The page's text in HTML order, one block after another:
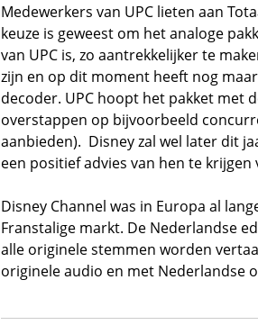
Medewerkers van UPC lieten aan
keuze is geweest om het analoge
van UPC is, zo aantrekkelijker te
zijn en op dit moment heeft nog
decoder. UPC hoopt het pakket met
overstappen op bijvoorbeeld
aanbieden). Disney zal wel later dit
een positief advies van hen te
Disney Channel was in Europa al
Franstalige markt. De Nederlandse
alle originele stemmen worden
originele audio en met Nederlandse